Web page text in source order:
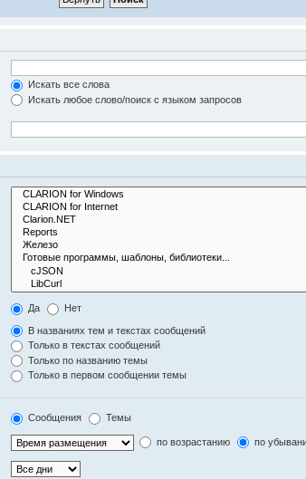
Искать все слова
Искать любое слово/поиск с языком запросов
Да Нет
В названиях тем и текстах сообщений
Только в текстах сообщений
Только по названию темы
Только в первом сообщении темы
Сообщения Темы
по возрастанию по